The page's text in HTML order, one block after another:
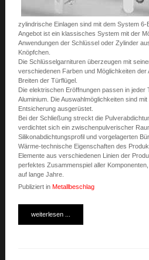
zylindrische Einlagen sind mit dem System
Angebot ist ein klassisches System mit der
Anwendungen der Schlüssel oder Zylinder
Knöpfchen.
Die Schlüsselgarnituren überzeugen mit
verschiedenen Farben und Möglichkeiten der
Breiten der Türflügel.
Die elektrischen Eröffnungen passen in jeder
Aluminium. Die Auswahlmöglichkeiten sind
Entsicherung ausgerüstet.
Bei der Schließung streckt die
verdichtet sich ein zwischenpulverischer
Silikonabdichtungsprofil und vorgelagerten
Wärme-technische Eigenschaften des
Elemente aus verschiedenen Linien der
perfektes Zusammenspiel aller
auf lange Jahre.
Publiziert in Metallbeschlag
weiterlesen ...